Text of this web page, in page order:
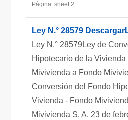
Página: sheet 2
Ley N.° 28579
Ley N.° 28579Ley de
Hipotecario de la Vivienda
Mivivienda a Fondo
Conversión del Fondo
Vivienda - Fondo
Mivivienda S. A. 23 de